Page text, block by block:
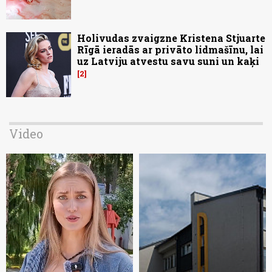
Holivudas zvaigzne Kristena Stjuarte
Rīgā ieradās ar privāto lidmašīnu, lai
uz Latviju atvestu savu suni un kaķi
2
Video